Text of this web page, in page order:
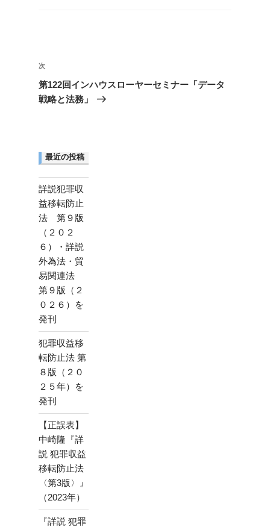
稿
ナ
ビ
ョ
ン
次
の
投
次
第122回インハウスローヤーセミナー「データ
戦略と法務」
最近の投稿
詳説犯罪収
益移転防止
法 第９版
（２０２
６）・詳説
外為法・貿
易関連法
第９版（２
０２６）を
発刊
犯罪収益移
転防止法 第
８版（２０
２５年）を
発刊
【正誤表】
中崎隆『詳
説 犯罪収益
移転防止法
〈第3版〉』
（2023年）
『詳説 犯罪